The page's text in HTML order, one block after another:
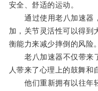
安全、舒适的运动。
通过使用老八加速器
加，关节灵活性可以得到
衡能力来减少摔倒的风险。
老八加速器不仅带来
人带来了心理上的鼓舞和
他们重新拥有以往年轻